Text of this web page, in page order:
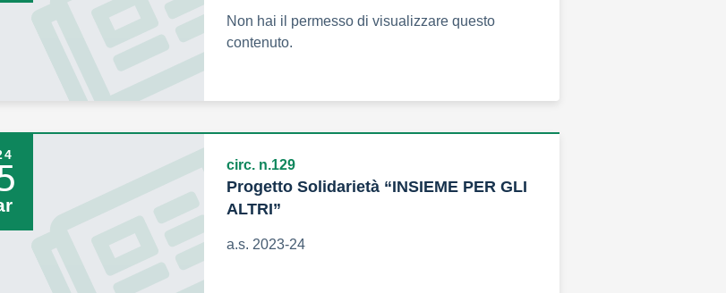
Non hai il permesso di visualizzare questo
contenuto.
circ. n.129
Progetto Solidarietà “INSIEME PER GLI
ALTRI”
a.s. 2023-24